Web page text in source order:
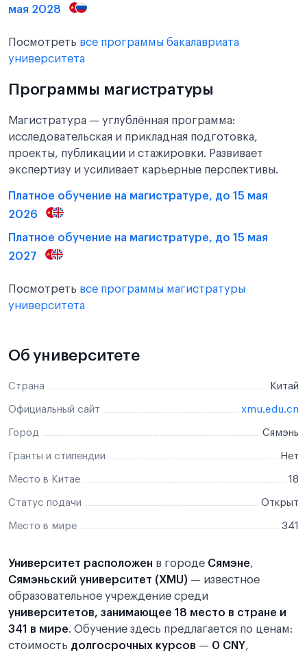
мая 2028
Посмотреть все программы бакалавриата
университета
Программы магистратуры
Магистратура — углублённая программа:
исследовательская и прикладная подготовка,
проекты, публикации и стажировки. Развивает
экспертизу и усиливает карьерные перспективы.
Платное обучение на магистратуре, до 15 мая
2026
Платное обучение на магистратуре, до 15 мая
2027
Посмотреть все программы магистратуры
университета
Об университете
Страна Китай
Официальный сайт xmu.edu.cn
Город Сямэнь
Гранты и стипендии Нет
Место в Китае 18
Статус подачи Открыт
Место в мире 341
Университет расположен в городе Сямэне,
Сямэньский университет (XMU) — известное
образовательное учреждение среди
университетов, занимающее 18 место в стране и
341 в мире. Обучение здесь предлагается по ценам:
стоимость долгосрочных курсов — 0 CNY,